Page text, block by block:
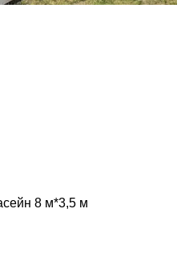
8 м*3,5 м